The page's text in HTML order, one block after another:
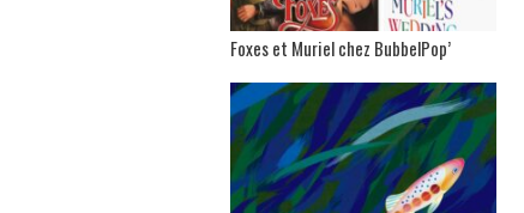
Foxes et Muriel chez BubbelPop’